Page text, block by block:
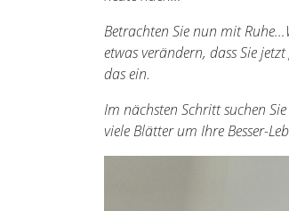
Betrachten Sie nun mit
etwas verändern, dass Sie
das ein.
Im nächsten Schritt suchen
viele Blätter um Ihre Besser-